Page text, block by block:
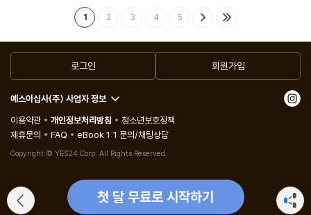
1 2 3 4 5
첫 달 무료로 시작하기
로그인 회원가입
예스이십사(주) 사업자 정보
이용약관
개인정보처리방침
청소년보호정책
제휴문의
FAQ eBook 1:1 문의/채팅상담
Copyright © YES24 Corp. All Rights Reserved.